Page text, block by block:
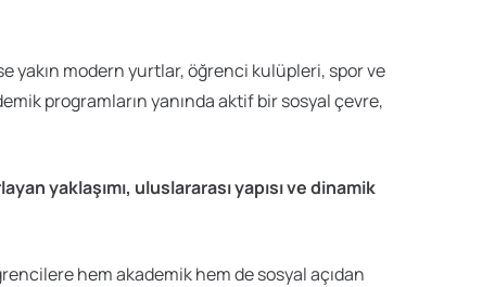
yakın modern yurtlar, öğrenci kulüpleri, spor ve
programların yanında aktif bir sosyal çevre,
yaklaşımı, uluslararası yapısı ve dinamik
hem akademik hem de sosyal açıdan